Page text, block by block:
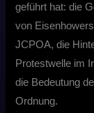
geführt hat: die
von
JCPOA, die
Protestwelle im
die Bedeutung
Ordnung.